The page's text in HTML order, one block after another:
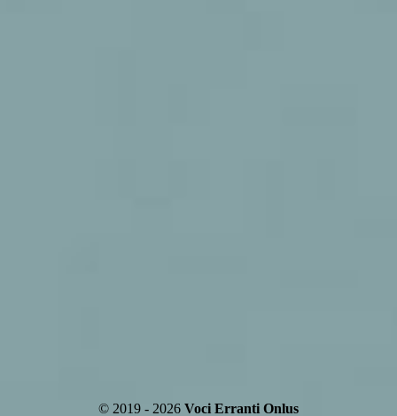
© 2019 - 2026 Voci Erranti Onlus